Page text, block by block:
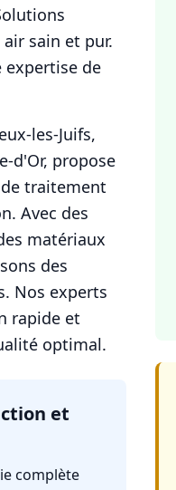
sain et pur.
expertise de
les-Juifs,
d'Or, propose
traitement
Avec des
matériaux
des
Nos experts
rapide et
optimal.
et
complète